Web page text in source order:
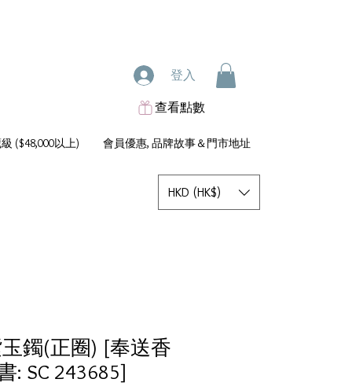
登入
查看點數
($48,000以上) 會員優惠, 品牌故事＆門市地址
HKD (HK$)
鐲(正圈) [奉送香
: SC 243685]